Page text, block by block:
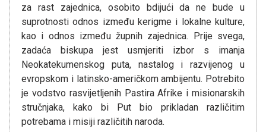
za rast zajednica, osobito bdijući da ne bude u
suprotnosti odnos između kerigme i lokalne kulture,
kao i odnos između župnih zajednica. Prije svega,
zadaća biskupa jest usmjeriti izbor s imanja
Neokatekumenskog puta, nastalog i razvijenog u
evropskom i latinsko-američkom ambijentu. Potrebito
je vodstvo rasvijetljenih Pastira Afrike i misionarskih
stručnjaka, kako bi Put bio prikladan različitim
potrebama i misiji različitih naroda.